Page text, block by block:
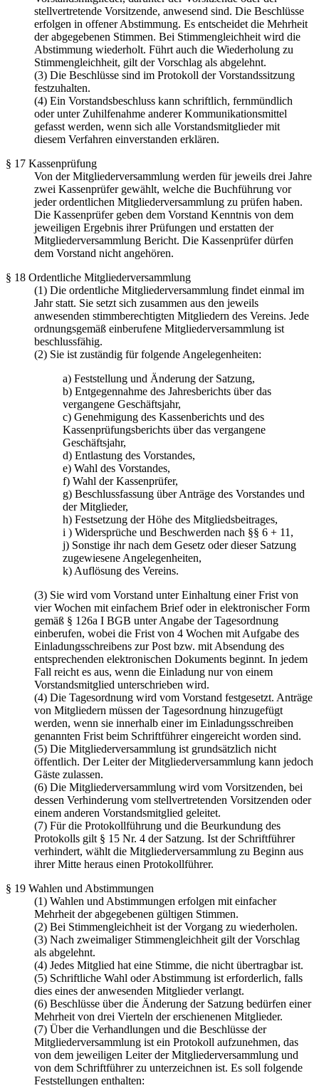
stellvertretende Vorsitzende, anwesend sind. Die Beschlüsse
erfolgen in offener Abstimmung. Es entscheidet die Mehrheit
der abgegebenen Stimmen. Bei Stimmengleichheit wird die
Abstimmung wiederholt. Führt auch die Wiederholung zu
Stimmengleichheit, gilt der Vorschlag als abgelehnt.
(3) Die Beschlüsse sind im Protokoll der Vorstandssitzung
festzuhalten.
(4) Ein Vorstandsbeschluss kann schriftlich, fernmündlich
oder unter Zuhilfenahme anderer Kommunikationsmittel
gefasst werden, wenn sich alle Vorstandsmitglieder mit
diesem Verfahren einverstanden erklären.
§ 17 Kassenprüfung
Von der Mitgliederversammlung werden für jeweils drei Jahre
zwei Kassenprüfer gewählt, welche die Buchführung vor
jeder ordentlichen Mitgliederversammlung zu prüfen haben.
Die Kassenprüfer geben dem Vorstand Kenntnis von dem
jeweiligen Ergebnis ihrer Prüfungen und erstatten der
Mitgliederversammlung Bericht. Die Kassenprüfer dürfen
dem Vorstand nicht angehören.
§ 18 Ordentliche Mitgliederversammlung
(1) Die ordentliche Mitgliederversammlung findet einmal im
Jahr statt. Sie setzt sich zusammen aus den jeweils
anwesenden stimmberechtigten Mitgliedern des Vereins. Jede
ordnungsgemäß einberufene Mitgliederversammlung ist
beschlussfähig.
(2) Sie ist zuständig für folgende Angelegenheiten:
a) Feststellung und Änderung der Satzung,
b) Entgegennahme des Jahresberichts über das
vergangene Geschäftsjahr,
c) Genehmigung des Kassenberichts und des
Kassenprüfungsberichts über das vergangene
Geschäftsjahr,
d) Entlastung des Vorstandes,
e) Wahl des Vorstandes,
f) Wahl der Kassenprüfer,
g) Beschlussfassung über Anträge des Vorstandes und
der Mitglieder,
h) Festsetzung der Höhe des Mitgliedsbeitrages,
i ) Widersprüche und Beschwerden nach §§ 6 + 11,
j) Sonstige ihr nach dem Gesetz oder dieser Satzung
zugewiesene Angelegenheiten,
k) Auflösung des Vereins.
(3) Sie wird vom Vorstand unter Einhaltung einer Frist von
vier Wochen mit einfachem Brief oder in elektronischer Form
gemäß § 126a I BGB unter Angabe der Tagesordnung
einberufen, wobei die Frist von 4 Wochen mit Aufgabe des
Einladungsschreibens zur Post bzw. mit Absendung des
entsprechenden elektronischen Dokuments beginnt. In jedem
Fall reicht es aus, wenn die Einladung nur von einem
Vorstandsmitglied unterschrieben wird.
(4) Die Tagesordnung wird vom Vorstand festgesetzt. Anträge
von Mitgliedern müssen der Tagesordnung hinzugefügt
werden, wenn sie innerhalb einer im Einladungsschreiben
genannten Frist beim Schriftführer eingereicht worden sind.
(5) Die Mitgliederversammlung ist grundsätzlich nicht
öffentlich. Der Leiter der Mitgliederversammlung kann jedoch
Gäste zulassen.
(6) Die Mitgliederversammlung wird vom Vorsitzenden, bei
dessen Verhinderung vom stellvertretenden Vorsitzenden oder
einem anderen Vorstandsmitglied geleitet.
(7) Für die Protokollführung und die Beurkundung des
Protokolls gilt § 15 Nr. 4 der Satzung. Ist der Schriftführer
verhindert, wählt die Mitgliederversammlung zu Beginn aus
ihrer Mitte heraus einen Protokollführer.
§ 19 Wahlen und Abstimmungen
(1) Wahlen und Abstimmungen erfolgen mit einfacher
Mehrheit der abgegebenen gültigen Stimmen.
(2) Bei Stimmengleichheit ist der Vorgang zu wiederholen.
(3) Nach zweimaliger Stimmengleichheit gilt der Vorschlag
als abgelehnt.
(4) Jedes Mitglied hat eine Stimme, die nicht übertragbar ist.
(5) Schriftliche Wahl oder Abstimmung ist erforderlich, falls
dies eines der anwesenden Mitglieder verlangt.
(6) Beschlüsse über die Änderung der Satzung bedürfen einer
Mehrheit von drei Vierteln der erschienenen Mitglieder.
(7) Über die Verhandlungen und die Beschlüsse der
Mitgliederversammlung ist ein Protokoll aufzunehmen, das
von dem jeweiligen Leiter der Mitgliederversammlung und
von dem Schriftführer zu unterzeichnen ist. Es soll folgende
Feststellungen enthalten: